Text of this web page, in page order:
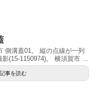
側溝蓋01。 縦の点線が一列
(15-1150974)。 横須賀市 ...
記事を読む